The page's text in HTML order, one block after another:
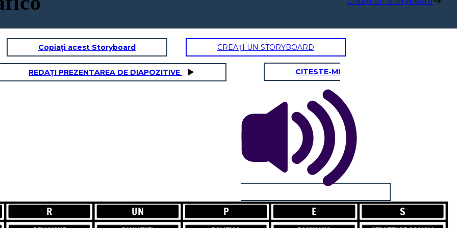
L'economia di Roma era prevalentemente agraria. I
UN P
Assemblee Il Senato
Copiați acest Storyboard CREAȚI UN STORYBOARD
REDAȚI PREZENTAREA DE DIAPOZITIVE CITESTE-MI
R UN P E S